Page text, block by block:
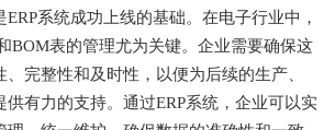
系统成功上线的基础。在电子行业中，
BOM表的管理尤为关键。企业需要确保这
完整性和及时性，以便为后续的生产、
供有力的支持。通过ERP系统，企业可以实